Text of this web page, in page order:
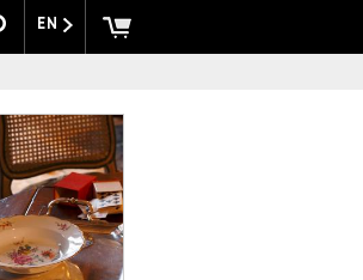
EN